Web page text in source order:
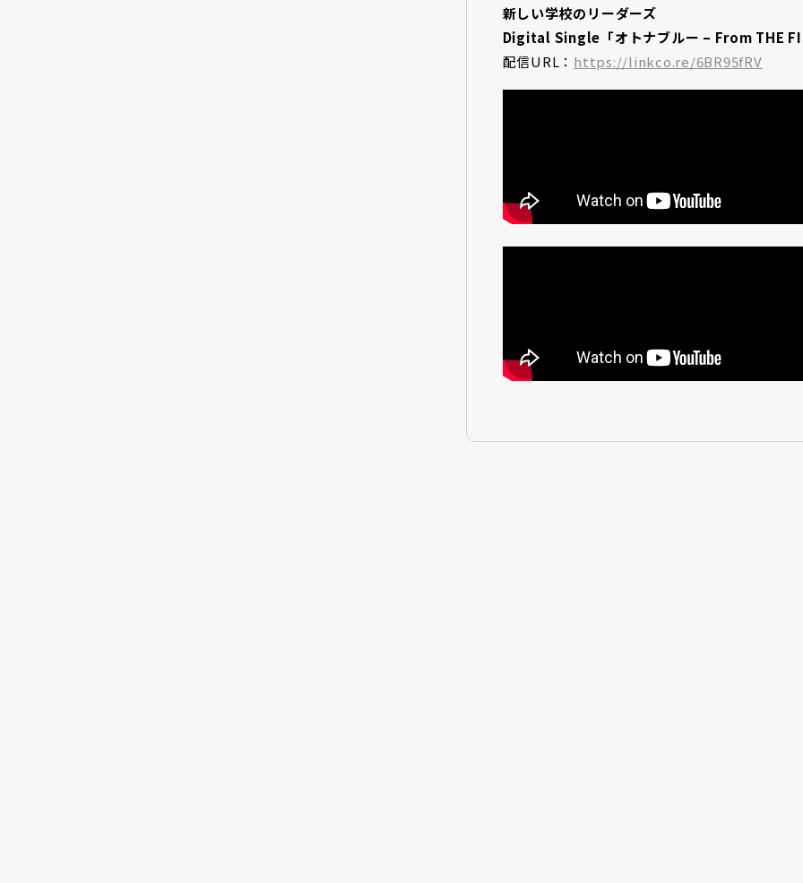
新しい学校のリーダーズ
Digital Single「オトナブルー – From THE
配信URL： https://linkco.re/6BR95fRV